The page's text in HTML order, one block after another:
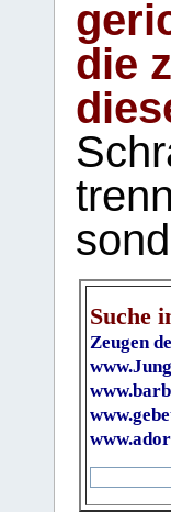
die
Suche
Zeugen